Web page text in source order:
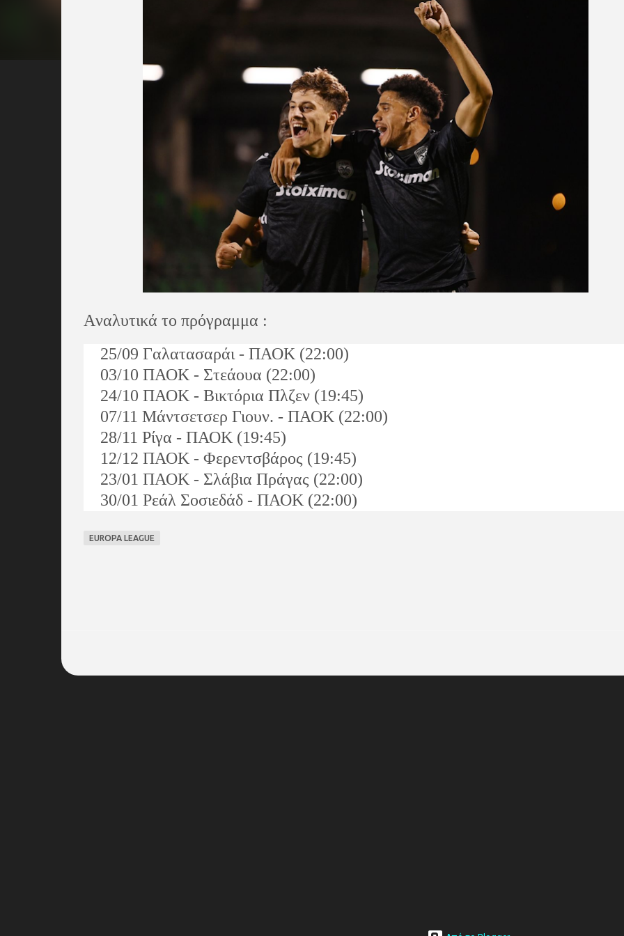
Aναλυτικά το πρόγραμμα :
25/09 Γαλατασαράι - ΠΑΟΚ (22:00)
03/10 ΠΑΟΚ - Στεάουα (22:00)
24/10 ΠΑΟΚ - Βικτόρια Πλζεν (19:45)
07/11 Μάντσετσερ Γιουν. - ΠΑΟΚ (22:00)
28/11 Ρίγα - ΠΑΟΚ (19:45)
12/12 ΠΑΟΚ - Φερεντσβάρος (19:45)
23/01 ΠΑΟΚ - Σλάβια Πράγας (22:00)
30/01 Ρεάλ Σοσιεδάδ - ΠΑΟΚ (22:00)
EUROPA LEAGUE